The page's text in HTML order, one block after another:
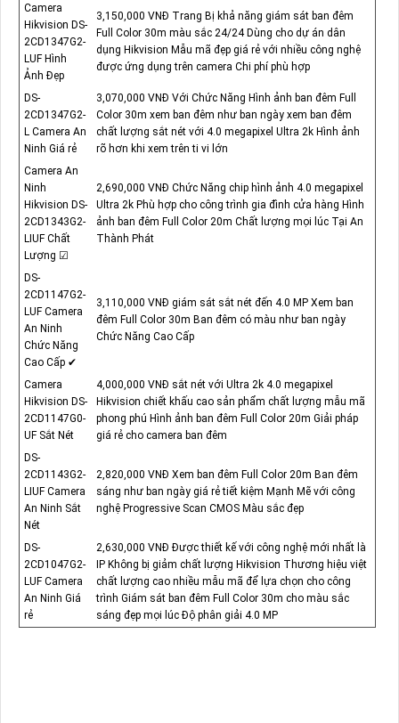
Camera
Hikvision DS-
2CD1347G2-
LUF Hình
Ảnh Đẹp
3,150,000 VNĐ Trang Bị khả năng giám sát ban đêm
Full Color 30m màu sắc 24/24 Dùng cho dự án dân
dụng Hikvision Mẫu mã đẹp giá rẻ với nhiều công nghệ
được ứng dụng trên camera Chi phí phù hợp
DS-
2CD1347G2-
L Camera An
Ninh Giá rẻ
3,070,000 VNĐ Với Chức Năng Hình ảnh ban đêm Full
Color 30m xem ban đêm như ban ngày xem ban đêm
chất lượng sắt nét với 4.0 megapixel Ultra 2k Hình ảnh
rõ hơn khi xem trên ti vi lớn
Camera An
Ninh
Hikvision DS-
2CD1343G2-
LIUF Chất
Lượng ☑
2,690,000 VNĐ Chức Năng chip hình ảnh 4.0 megapixel
Ultra 2k Phù hợp cho công trình gia đình cửa hàng Hình
ảnh ban đêm Full Color 20m Chất lượng mọi lúc Tại An
Thành Phát
DS-
2CD1147G2-
LUF Camera
An Ninh
Chức Năng
Cao Cấp ✔
3,110,000 VNĐ giám sát sắt nét đến 4.0 MP Xem ban
đêm Full Color 30m Ban đêm có màu như ban ngày
Chức Năng Cao Cấp
Camera
Hikvision DS-
2CD1147G0-
UF Sắt Nét
4,000,000 VNĐ sắt nét với Ultra 2k 4.0 megapixel
Hikvision chiết khấu cao sản phẩm chất lượng mẫu mã
phong phú Hình ảnh ban đêm Full Color 20m Giải pháp
giá rẻ cho camera ban đêm
DS-
2CD1143G2-
LIUF Camera
An Ninh Sắt
Nét
2,820,000 VNĐ Xem ban đêm Full Color 20m Ban đêm
sáng như ban ngày giá rẻ tiết kiệm Mạnh Mẽ với công
nghệ Progressive Scan CMOS Màu sắc đẹp
DS-
2CD1047G2-
LUF Camera
An Ninh Giá
rẻ
2,630,000 VNĐ Được thiết kế với công nghệ mới nhất là
IP Không bị giảm chất lượng Hikvision Thương hiệu việt
chất lượng cao nhiều mẫu mã để lựa chọn cho công
trình Giám sát ban đêm Full Color 30m cho màu sắc
sáng đẹp mọi lúc Độ phân giải 4.0 MP